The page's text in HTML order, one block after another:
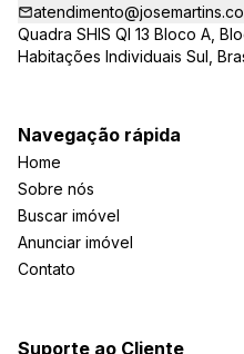
Quadra SHIS QI 13 Bloco A,
Habitações Individuais Sul,
Navegação rápida
Home
Sobre nós
Buscar imóvel
Anunciar imóvel
Contato
Suporte ao Cliente